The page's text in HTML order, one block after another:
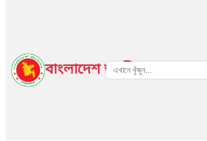
বাংলাদেশ জাতীয় তথ্য বাতায়ন